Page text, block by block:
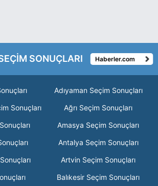
SONUÇLARI Haberler.com
Adıyaman Seçim Sonuçları
Sonuçları
Ağrı Seçim Sonuçları
Amasya Seçim Sonuçları
Antalya Seçim Sonuçları
Artvin Seçim Sonuçları
Balıkesir Seçim Sonuçları